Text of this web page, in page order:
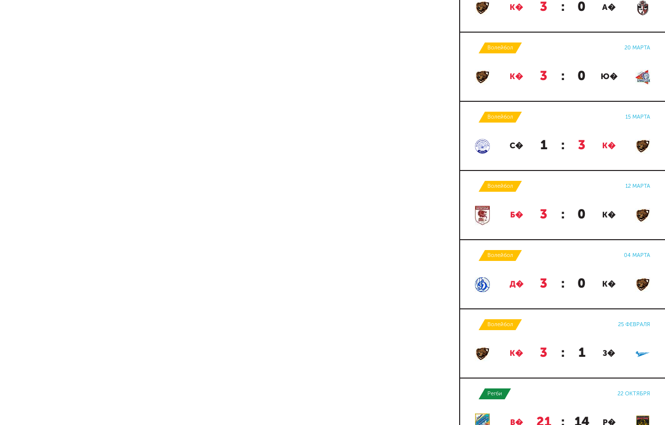
К� 3 : 0 А�
Волейбол 20 МАРТА
К� 3 : 0 Ю�
Волейбол 15 МАРТА
С� 1 : 3 К�
Волейбол 12 МАРТА
Б� 3 : 0 К�
Волейбол 04 МАРТА
Д� 3 : 0 К�
Волейбол 25 ФЕВРАЛЯ
К� 3 : 1 З�
Регби 22 ОКТЯБРЯ
В� 21 : 14 Р�